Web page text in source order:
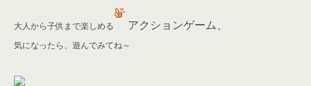
大人から子供まで楽しめる アクションゲーム、
気になったら、遊んでみてね～